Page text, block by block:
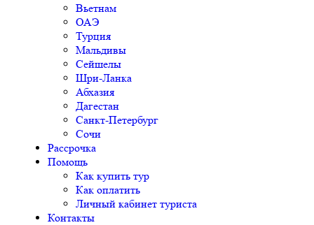
Вьетнам
ОАЭ
Турция
Мальдивы
Сейшелы
Шри-Ланка
Абхазия
Дагестан
Санкт-Петербург
Сочи
Рассрочка
Помощь
Как купить тур
Как оплатить
Личный кабинет туриста
Контакты